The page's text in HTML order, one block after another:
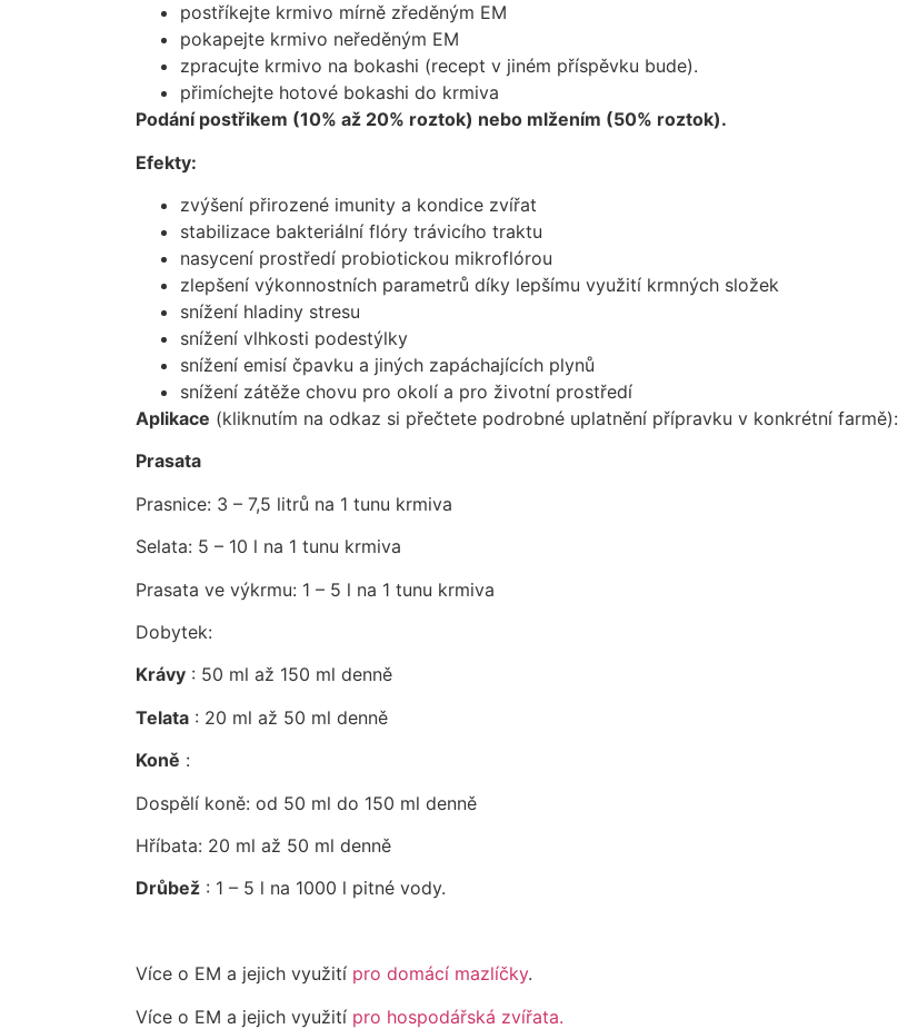
postříkejte krmivo mírně zředěným EM
pokapejte krmivo neředěným EM
zpracujte krmivo na bokashi (recept v jiném příspěvku bude).
přimíchejte hotové bokashi do krmiva
Podání postřikem (10% až 20% roztok) nebo mlžením (50% roztok).
Efekty:
zvýšení přirozené imunity a kondice zvířat
stabilizace bakteriální flóry trávicího traktu
nasycení prostředí probiotickou mikroflórou
zlepšení výkonnostních parametrů díky lepšímu využití krmných složek
snížení hladiny stresu
snížení vlhkosti podestýlky
snížení emisí čpavku a jiných zapáchajících plynů
snížení zátěže chovu pro okolí a pro životní prostředí
Aplikace (kliknutím na odkaz si přečtete podrobné uplatnění přípravku v konkrétní farmě):
Prasata
Prasnice: 3 – 7,5 litrů na 1 tunu krmiva
Selata: 5 – 10 l na 1 tunu krmiva
Prasata ve výkrmu: 1 – 5 l na 1 tunu krmiva
Dobytek:
Krávy : 50 ml až 150 ml denně
Telata : 20 ml až 50 ml denně
Koně :
Dospělí koně: od 50 ml do 150 ml denně
Hříbata: 20 ml až 50 ml denně
Drůbež : 1 – 5 l na 1000 l pitné vody.
Více o EM a jejich využití pro domácí mazlíčky.
Více o EM a jejich využití pro hospodářská zvířata.